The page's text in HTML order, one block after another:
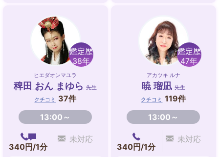
鑑定歴
38年
ヒエダオンマユラ
稗田 おん まゆら 先生
クチコミ
37件
13:00～
340円/1分
未対応
鑑定歴
47年
アカツキ ルナ
暁 瑠凪 先生
クチコミ
119件
13:00～
340円/1分
未対応